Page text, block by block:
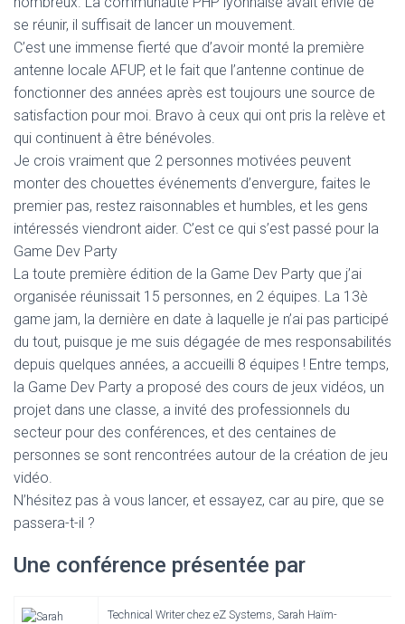
se réunir, il suffisait de lancer un mouvement.
C’est une immense fierté que d’avoir monté la première
antenne locale AFUP, et le fait que l’antenne continue de
fonctionner des années après est toujours une source de
satisfaction pour moi. Bravo à ceux qui ont pris la relève et
qui continuent à être bénévoles.
Je crois vraiment que 2 personnes motivées peuvent
monter des chouettes événements d’envergure, faites le
premier pas, restez raisonnables et humbles, et les gens
intéressés viendront aider. C’est ce qui s’est passé pour la
Game Dev Party
La toute première édition de la Game Dev Party que j’ai
organisée réunissait 15 personnes, en 2 équipes. La 13è
game jam, la dernière en date à laquelle je n’ai pas participé
du tout, puisque je me suis dégagée de mes responsabilités
depuis quelques années, a accueilli 8 équipes ! Entre temps,
la Game Dev Party a proposé des cours de jeux vidéos, un
projet dans une classe, a invité des professionnels du
secteur pour des conférences, et des centaines de
personnes se sont rencontrées autour de la création de jeu
vidéo.
N’hésitez pas à vous lancer, et essayez, car au pire, que se
passera-t-il ?
Une conférence présentée par
Technical Writer chez eZ Systems, Sarah Haïm-